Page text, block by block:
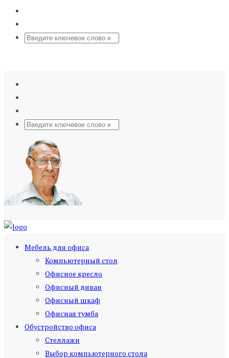
Мебель для офиса
Компьютерный стол
Офисное кресло
Офисный диван
Офисный шкаф
Офисная тумба
Обустройство офиса
Стеллажи
Выбор компьютерного стола